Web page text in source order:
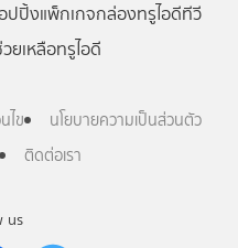
us
ปปิ้งแพ็กเกจกล่องทรูไอดีทีวี
ยเหลือทรูไอดี
ไข
นโยบายความเป็นส่วนตัว
ติดต่อเรา